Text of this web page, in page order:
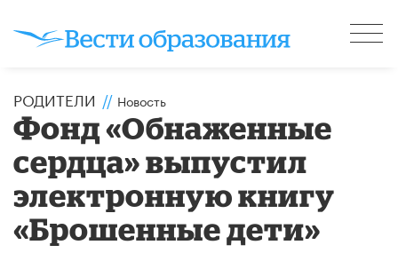
РОДИТЕЛИ // Новость
Фонд «Обнаженные
сердца» выпустил
электронную книгу
«Брошенные дети»